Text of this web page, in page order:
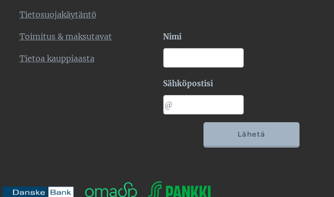
Tietosuojakäytäntö
Toimitus & maksutavat
Tietoa kauppiaasta
Nimi
Sähköpostisi
Lähetä